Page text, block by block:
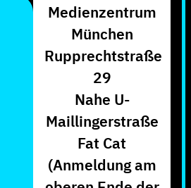
Medienzentrum
München
Rupprechtstraße
29
Nahe U-
Maillingerstraße
Fat Cat
(Anmeldung am